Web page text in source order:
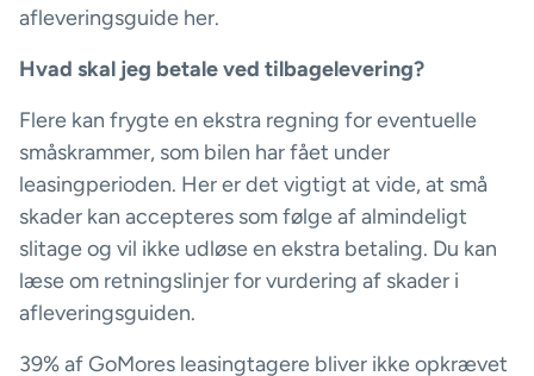
afleveringsguide her.
Hvad skal jeg betale ved tilbagelevering?
Flere kan frygte en ekstra regning for eventuelle
småskrammer, som bilen har fået under
leasingperioden. Her er det vigtigt at vide, at små
skader kan accepteres som følge af almindeligt
slitage og vil ikke udløse en ekstra betaling. Du kan
læse om retningslinjer for vurdering af skader i
afleveringsguiden.
39% af GoMores leasingtagere bliver ikke opkrævet